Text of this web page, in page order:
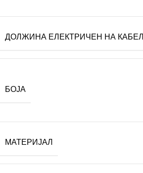
ДОЛЖИНА ЕЛЕКТРИЧЕН НА КАБЕЛ
БОЈА
МАТЕРИЈАЛ